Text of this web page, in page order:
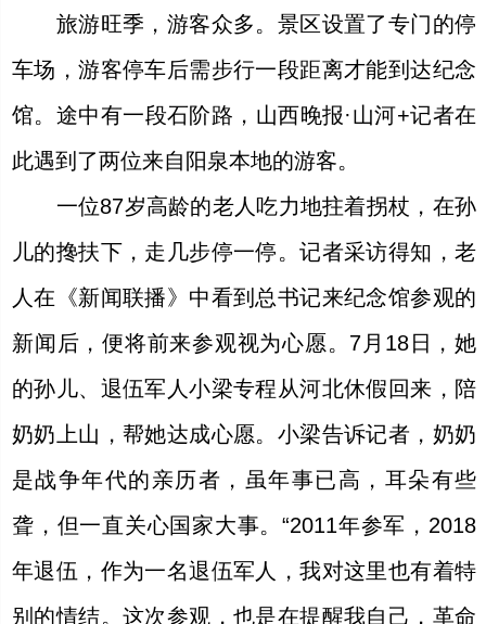
旅游旺季，游客众多。景区设置了专门的停
车场，游客停车后需步行一段距离才能到达纪念
馆。途中有一段石阶路，山西晚报·山河+记者在
此遇到了两位来自阳泉本地的游客。
一位87岁高龄的老人吃力地拄着拐杖，在孙
儿的搀扶下，走几步停一停。记者采访得知，老
人在《新闻联播》中看到总书记来纪念馆参观的
新闻后，便将前来参观视为心愿。7月18日，她
的孙儿、退伍军人小梁专程从河北休假回来，陪
奶奶上山，帮她达成心愿。小梁告诉记者，奶奶
是战争年代的亲历者，虽年事已高，耳朵有些
聋，但一直关心国家大事。“2011年参军，2018
年退伍，作为一名退伍军人，我对这里也有着特
别的情结。这次参观，也是在提醒我自己，革命